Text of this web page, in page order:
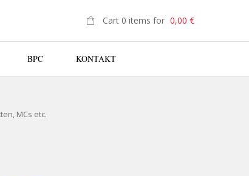
Cart 0 items for 0,00 €
BPC KONTAKT
MCs etc.